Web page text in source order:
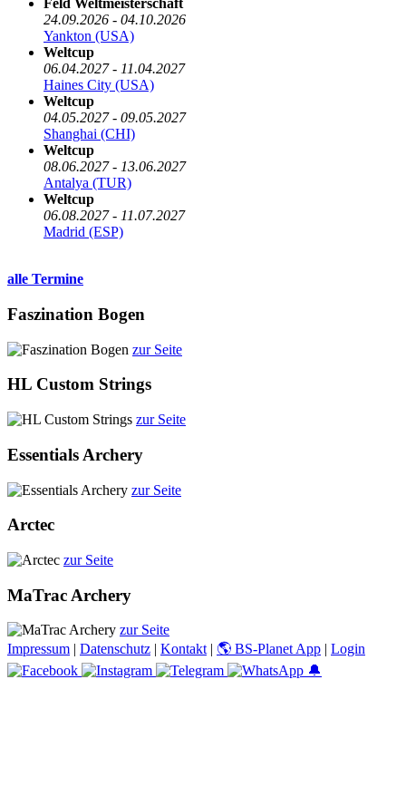
Feld Weltmeisterschaft
24.09.2026 - 04.10.2026
Yankton (USA)
Weltcup
06.04.2027 - 11.04.2027
Haines City (USA)
Weltcup
04.05.2027 - 09.05.2027
Shanghai (CHI)
Weltcup
08.06.2027 - 13.06.2027
Antalya (TUR)
Weltcup
06.08.2027 - 11.07.2027
Madrid (ESP)
alle Termine
Faszination Bogen
zur Seite
HL Custom Strings
zur Seite
Essentials Archery
zur Seite
Arctec
zur Seite
MaTrac Archery
zur Seite
Impressum | Datenschutz | Kontakt | 🌎 BS-Planet App | Login
🔔